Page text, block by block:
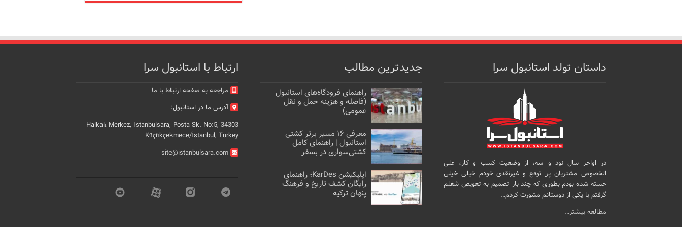
داستان تولد استانبول سرا
در اواخر سال نود و سه، از وضعیت کسب و کار، علی
الخصوص مشتریان پر توقع و غیرنقدی خودم خیلی خیلی
خسته شده بودم بطوری که چند بار تصمیم به تعویض شغلم
گرفتم با یکی از دوستانم مشورت کردم…
مطالعه بیشتر…
جدیدترین مطالب
راهنمای فرودگاه‌های استانبول
(فاصله و هزینه حمل و نقل
عمومی)
معرفی ۱۶ مسیر برتر کشتی
استانبول | راهنمای کامل
کشتی‌سواری در بسفر
اپلیکیشن KarDes؛ راهنمای
رایگان کشف تاریخ و فرهنگ
پنهان ترکیه
ارتباط با استانبول سرا
مراجعه به صفحه ارتباط با ما
آدرس ما در استانبول:
Halkalı Merkez, Istanbulsara, Posta Sk. No:5, 34303
Küçükçekmece/İstanbul, Turkey
site@istanbulsara.com